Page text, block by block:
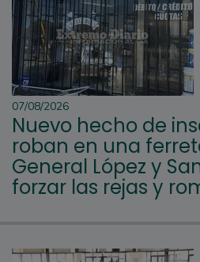
07/08/2026
Nuevo hecho de
roban en una
General López y
forzar las rejas y